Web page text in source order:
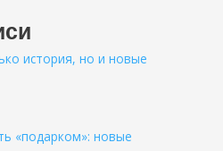
история, но и новые
«подарком»: новые